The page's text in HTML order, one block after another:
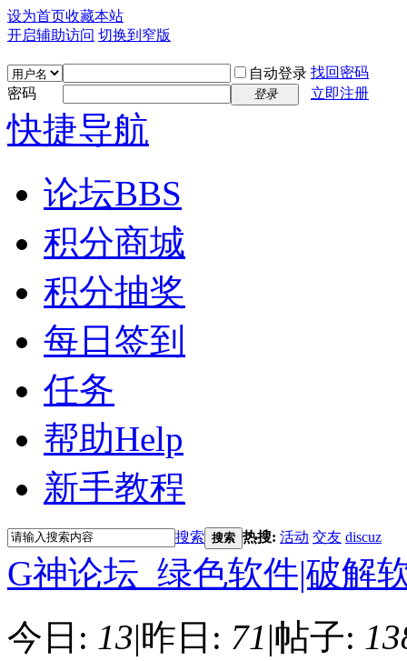
设为首页收藏本站
开启辅助访问 切换到窄版
自动登录 找回密码
密码
登录 立即注册
快捷导航
论坛BBS
积分商城
积分抽奖
每日签到
任务
帮助Help
新手教程
搜索 搜索 热搜: 活动 交友 discuz
G神论坛_绿色软件|破解
今日: 13|昨日: 71|帖子: